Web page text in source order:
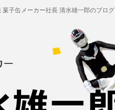
菓子缶メーカー社長 清水雄一郎のブログ